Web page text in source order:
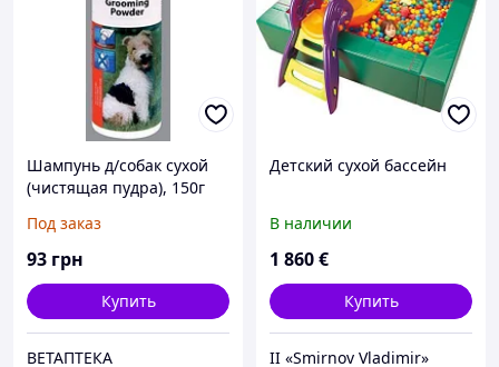
Шампунь д/собак сухой
(чистящая пудра), 150г
Под заказ
93 грн
Купить
ВЕТАПТЕКА
Детский сухой бассейн
В наличии
1 860€
Купить
II «Smirnov Vladimir»